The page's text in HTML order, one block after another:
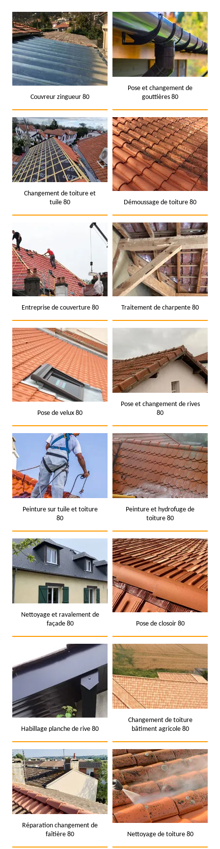
Couvreur zingueur 80
Pose et changement de
gouttières 80
Changement de toiture et
tuile 80
Démoussage de toiture 80
Entreprise de couverture 80 Traitement de charpente 80
Pose de velux 80
Pose et changement de rives
80
Peinture sur tuile et toiture
80
Peinture et hydrofuge de
toiture 80
Nettoyage et ravalement de
façade 80
Pose de closoir 80
Habillage planche de rive 80
Changement de toiture
bâtiment agricole 80
Réparation changement de
faîtière 80
Nettoyage de toiture 80